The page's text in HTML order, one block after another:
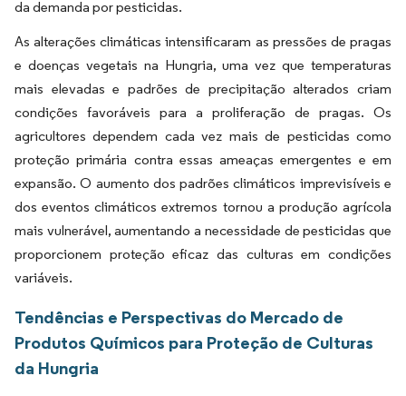
da demanda por pesticidas.
As alterações climáticas intensificaram as pressões de pragas
e doenças vegetais na Hungria, uma vez que temperaturas
mais elevadas e padrões de precipitação alterados criam
condições favoráveis para a proliferação de pragas. Os
agricultores dependem cada vez mais de pesticidas como
proteção primária contra essas ameaças emergentes e em
expansão. O aumento dos padrões climáticos imprevisíveis e
dos eventos climáticos extremos tornou a produção agrícola
mais vulnerável, aumentando a necessidade de pesticidas que
proporcionem proteção eficaz das culturas em condições
variáveis.
Tendências e Perspectivas do Mercado de
Produtos Químicos para Proteção de Culturas
da Hungria